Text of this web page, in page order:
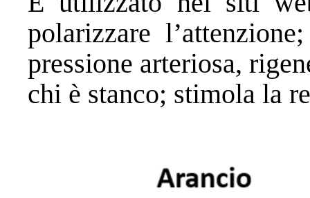
polarizzare
pressione arteriosa,
chi è stanco; stimola la